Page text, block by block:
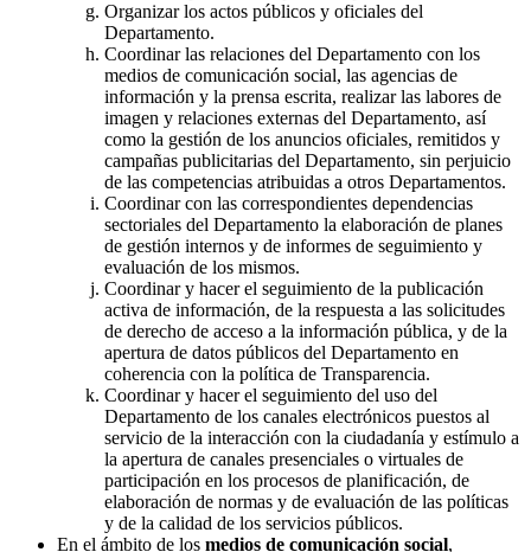
Organizar los actos públicos y oficiales del
Departamento.
Coordinar las relaciones del Departamento con los
medios de comunicación social, las agencias de
información y la prensa escrita, realizar las labores de
imagen y relaciones externas del Departamento, así
como la gestión de los anuncios oficiales, remitidos y
campañas publicitarias del Departamento, sin perjuicio
de las competencias atribuidas a otros Departamentos.
Coordinar con las correspondientes dependencias
sectoriales del Departamento la elaboración de planes
de gestión internos y de informes de seguimiento y
evaluación de los mismos.
Coordinar y hacer el seguimiento de la publicación
activa de información, de la respuesta a las solicitudes
de derecho de acceso a la información pública, y de la
apertura de datos públicos del Departamento en
coherencia con la política de Transparencia.
Coordinar y hacer el seguimiento del uso del
Departamento de los canales electrónicos puestos al
servicio de la interacción con la ciudadanía y estímulo a
la apertura de canales presenciales o virtuales de
participación en los procesos de planificación, de
elaboración de normas y de evaluación de las políticas
y de la calidad de los servicios públicos.
En el ámbito de los medios de comunicación social,